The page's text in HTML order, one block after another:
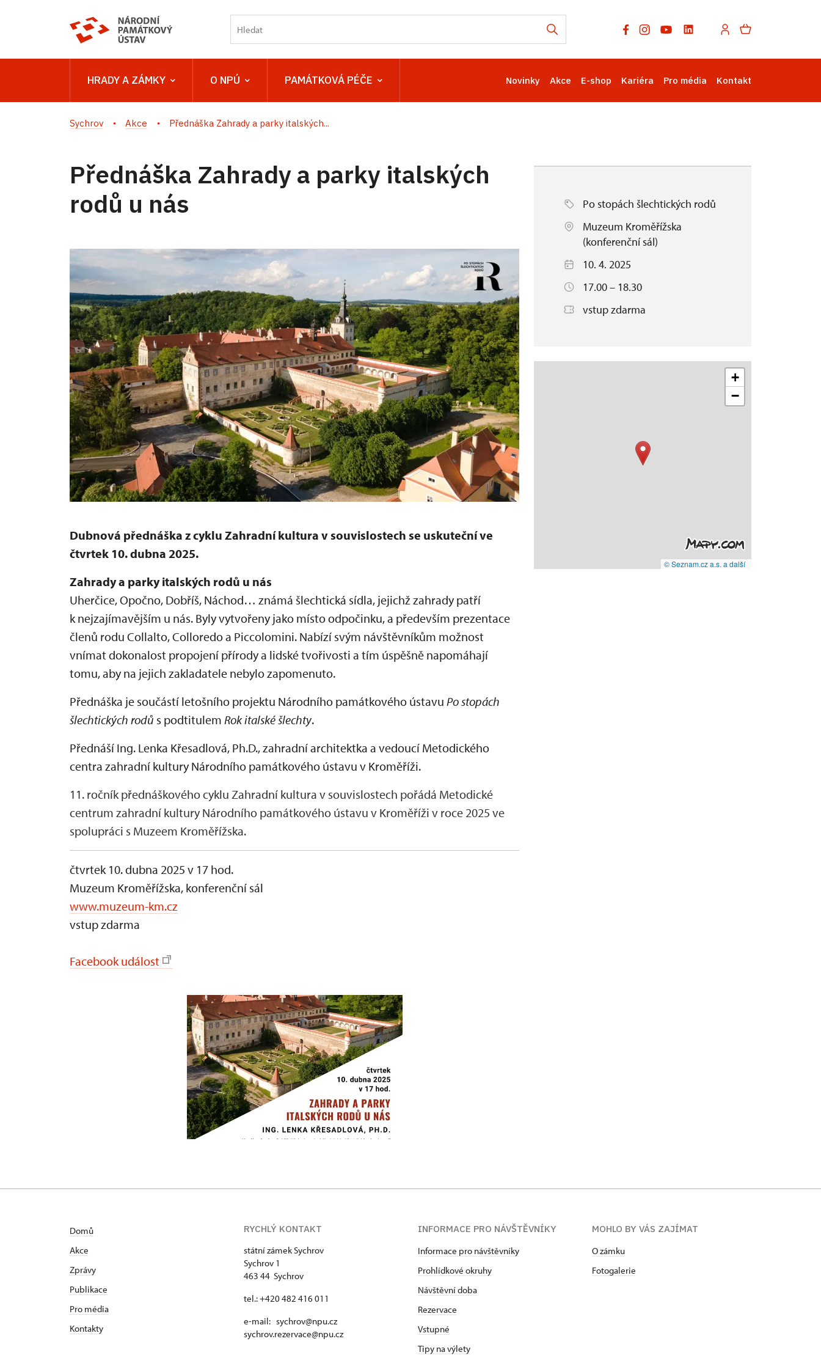
HRADY A ZÁMKY O NPÚ PAMÁTKOVÁ PÉČE Novinky Akce E-shop Kariéra Pro média Kontakt
Sychrov Akce Přednáška Zahrady a parky italských...
Přednáška Zahrady a parky italských
rodů u nás
Dubnová přednáška z cyklu Zahradní kultura v souvislostech se uskuteční ve
čtvrtek 10. dubna 2025.
Zahrady a parky italských rodů u nás
Uherčice, Opočno, Dobříš, Náchod… známá šlechtická sídla, jejichž zahrady patří
k nejzajímavějším u nás. Byly vytvořeny jako místo odpočinku, a především prezentace
členů rodu Collalto, Colloredo a Piccolomini. Nabízí svým návštěvníkům možnost
vnímat dokonalost propojení přírody a lidské tvořivosti a tím úspěšně napomáhají
tomu, aby na jejich zakladatele nebylo zapomenuto.
Přednáška je součástí letošního projektu Národního památkového ústavu Po stopách
šlechtických rodů s podtitulem Rok italské šlechty.
Přednáší Ing. Lenka Křesadlová, Ph.D.,zahradní architektka a vedoucí Metodického
centra zahradní kultury Národního památkového ústavu v Kroměříži.
11. ročník přednáškového cyklu Zahradní kultura v souvislostech pořádá Metodické
centrum zahradní kultury Národního památkového ústavu v Kroměříži v roce 2025 ve
spolupráci s Muzeem Kroměřížska.
čtvrtek 10. dubna 2025 v 17 hod.
Muzeum Kroměřížska, konferenční sál
www.muzeum-km.cz
vstup zdarma
Facebook událost
Po stopách šlechtických rodů
Muzeum Kroměřížska
(konferenční sál)
10. 4. 2025
17.00 – 18.30
vstup zdarma
+
−
© Seznam.cz a.s. a další
Domů
Akce
Zprávy
Publikace
Pro média
Kontakty
RYCHLÝ KONTAKT
státní zámek Sychrov
Sychrov 1
463 44 Sychrov
tel.: +420 482 416 011
e-mail: sychrov@npu.cz
sychrov.rezervace@npu.cz
INFORMACE PRO NÁVŠTĚVNÍKY
Informace pro návštěvníky
Prohlídkové okruhy
Návštěvní doba
Rezervace
Vstupné
Tipy na výlety
MOHLO BY VÁS ZAJÍMAT
O zámku
Fotogalerie